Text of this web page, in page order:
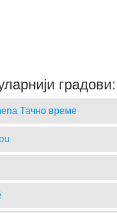
Тачно време